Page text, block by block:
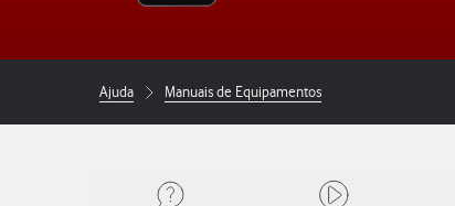
Ajuda Manuais de Equipamentos